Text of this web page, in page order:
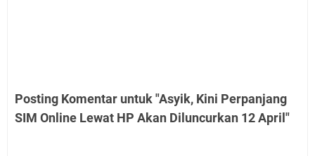
Posting Komentar untuk "Asyik, Kini Perpanjang
SIM Online Lewat HP Akan Diluncurkan 12 April"